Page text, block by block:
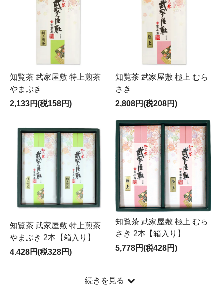
知覧茶 武家屋敷 特上煎茶
やまぶき
2,133円(税158円)
知覧茶 武家屋敷 極上 むら
さき
2,808円(税208円)
知覧茶 武家屋敷 特上煎茶
やまぶき 2本【箱入り】
4,428円(税328円)
知覧茶 武家屋敷 極上 むら
さき 2本【箱入り】
5,778円(税428円)
続きを見る